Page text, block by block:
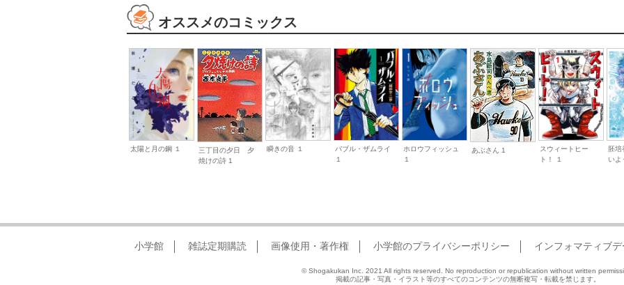
オススメのコミックス
太陽と月の鋼 １
三丁目の夕日 夕
焼けの詩 1
瞬きの音 １
バブル・ザムライ
１
ホロウフィッシュ
１
あぶさん 1
スウィートヒー
ト！ １
胚
いよ
小学館 雑誌定期購読 画像使用・著作権 小学館のプライバシーポリシー インフォマティブ
© Shogakukan Inc. 2021 All rights reserved. No reproduction or republication without written
掲載の記事・写真・イラスト等のすべてのコンテンツの無断複写・転載を禁じます。